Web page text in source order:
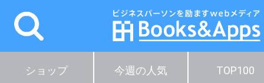
ショップ 今週の人気 TOP100